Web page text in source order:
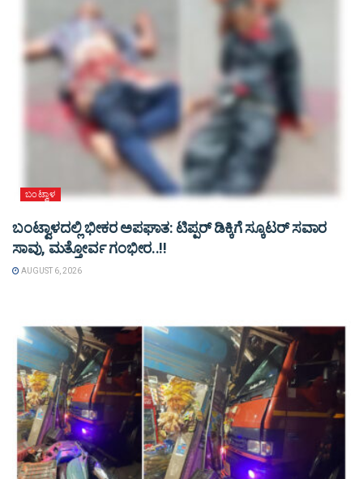
ಬಂಟ್ವಾಳ
ಬಂಟ್ವಾಳದಲ್ಲಿ ಭೀಕರ ಅಪಘಾತ: ಟಿಪ್ಪರ್ ಡಿಕ್ಕಿಗೆ ಸ್ಕೂಟರ್ ಸವಾರ
ಸಾವು, ಮತ್ತೋರ್ವ ಗಂಭೀರ..!!
AUGUST 6, 2026